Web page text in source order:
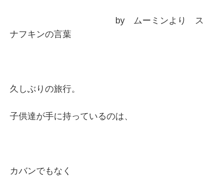
by ムーミンより ス
ナフキンの言葉
久しぶりの旅行。
子供達が手に持っているのは、
カバンでもなく